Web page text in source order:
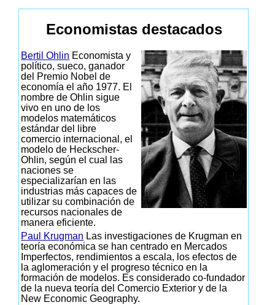
Economistas destacados
Bertil Ohlin Economista y
político, sueco, ganador
del Premio Nobel de
economía el año 1977. El
nombre de Ohlin sigue
vivo en uno de los
modelos matemáticos
estándar del libre
comercio internacional, el
modelo de Heckscher-
Ohlin, según el cual las
naciones se
especializarían en las
industrias más capaces de
utilizar su combinación de
recursos nacionales de
manera eficiente.
Paul Krugman Las investigaciones de Krugman en
teoría económica se han centrado en Mercados
Imperfectos, rendimientos a escala, los efectos de
la aglomeración y el progreso técnico en la
formación de modelos. Es considerado co-fundador
de la nueva teoría del Comercio Exterior y de la
New Economic Geography.